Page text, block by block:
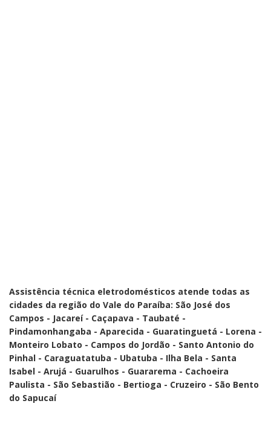
Assistência técnica eletrodomésticos atende todas as
cidades da região do Vale do Paraíba: São José dos
Campos - Jacareí - Caçapava - Taubaté -
Pindamonhangaba - Aparecida - Guaratinguetá - Lorena -
Monteiro Lobato - Campos do Jordão - Santo Antonio do
Pinhal - Caraguatatuba - Ubatuba - Ilha Bela - Santa
Isabel - Arujá - Guarulhos - Guararema - Cachoeira
Paulista - São Sebastião - Bertioga - Cruzeiro - São Bento
do Sapucaí